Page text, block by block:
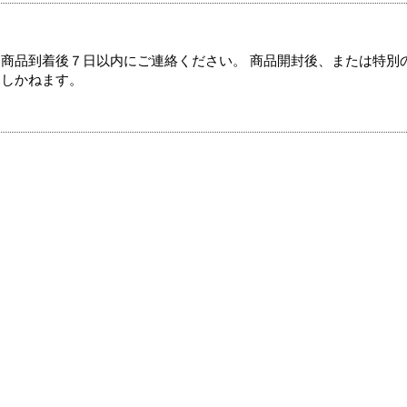
品到着後７日以内にご連絡ください。 商品開封後、または特別
かねます。